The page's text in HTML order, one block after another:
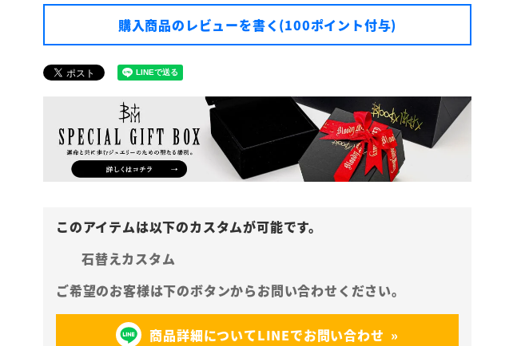
購入商品のレビューを書く(100ポイント付与)
石替えカスタム
商品詳細についてLINEでお問い合わせ